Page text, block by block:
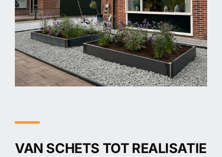
VAN SCHETS TOT REALISATIE